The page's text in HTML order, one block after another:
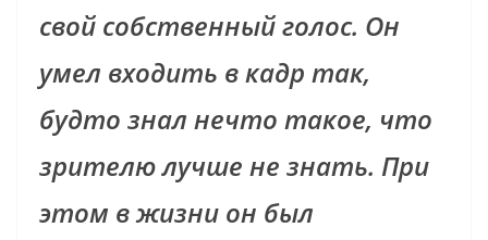
свой собственный голос. Он
умел входить в кадр так,
будто знал нечто такое, что
зрителю лучше не знать. При
этом в жизни он был